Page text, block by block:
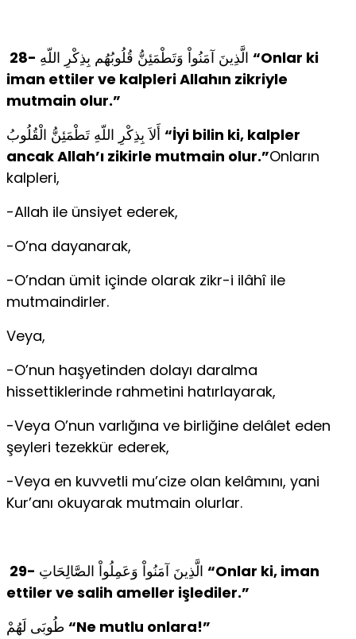
28-
“Onlar ki
iman ettiler ve kalpleri Allahın zikriyle
mutmain olur.”
“İyi bilin ki, kalpler
ancak Allah’ı zikirle mutmain olur.”Onların
kalpleri,
-Allah ile ünsiyet ederek,
-O’na dayanarak,
-O’ndan ümit içinde olarak zikr-i ilâhî ile
mutmaindirler.
Veya,
-O’nun haşyetinden dolayı daralma
hissettiklerinde rahmetini hatırlayarak,
-Veya O’nun varlığına ve birliğine delâlet eden
şeyleri tezekkür ederek,
-Veya en kuvvetli mu’cize olan kelâmını, yani
Kur’anı okuyarak mutmain olurlar.
29-
“Onlar ki, iman
ettiler ve salih ameller işlediler.”
“Ne mutlu onlara!”